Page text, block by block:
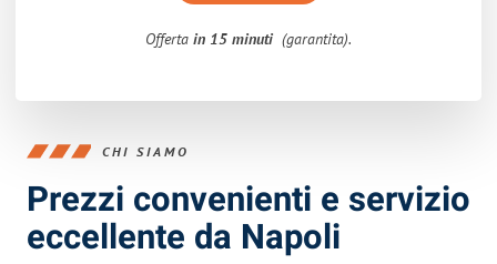
Offerta in 15 minuti (garantita).
CHI SIAMO
Prezzi convenienti e servizio
eccellente da Napoli